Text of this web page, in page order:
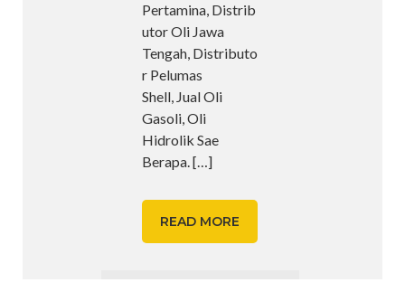
Pertamina, Distrib
utor Oli Jawa
Tengah, Distributo
r Pelumas
Shell, Jual Oli
Gasoli, Oli
Hidrolik Sae
Berapa.[…]
READ MORE